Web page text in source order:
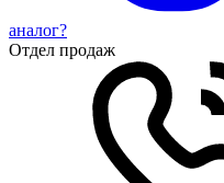
аналог?
Отдел продаж